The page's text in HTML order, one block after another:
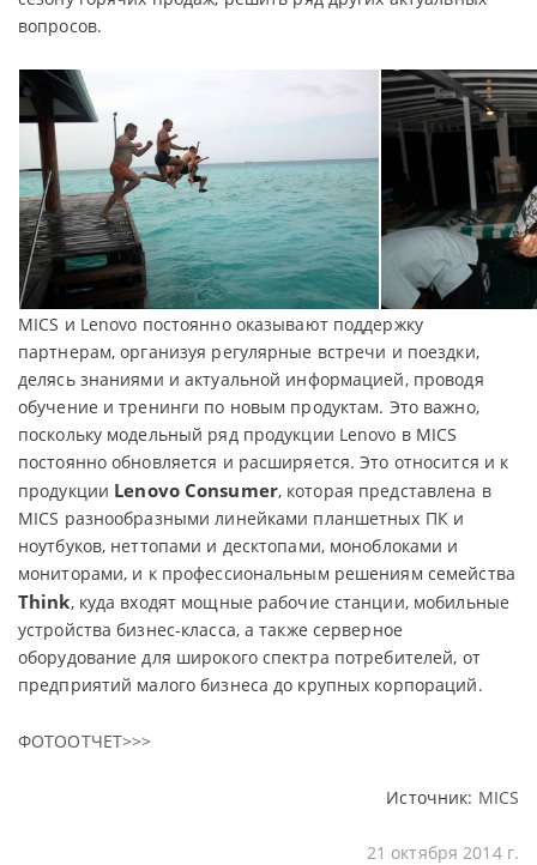
вопросов.
MICS и Lenovo постоянно оказывают поддержку
партнерам, организуя регулярные встречи и поездки,
делясь знаниями и актуальной информацией, проводя
обучение и тренинги по новым продуктам. Это важно,
поскольку модельный ряд продукции Lenovo в MICS
постоянно обновляется и расширяется. Это относится и к
продукции Lenovo Consumer, которая представлена в
MICS разнообразными линейками планшетных ПК и
ноутбуков, неттопами и десктопами, моноблоками и
мониторами, и к профессиональным решениям семейства
Think, куда входят мощные рабочие станции, мобильные
устройства бизнес-класса, а также серверное
оборудование для широкого спектра потребителей, от
предприятий малого бизнеса до крупных корпораций.
ФОТООТЧЕТ>>>
Источник: MICS
21 октября 2014 г.